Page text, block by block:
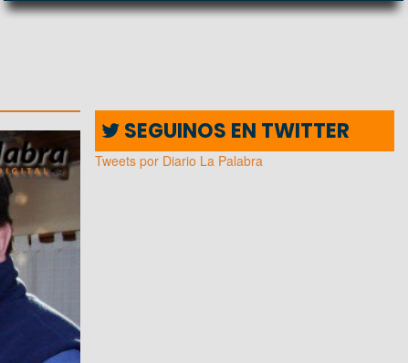
SEGUINOS EN TWITTER
Tweets por Diario La Palabra